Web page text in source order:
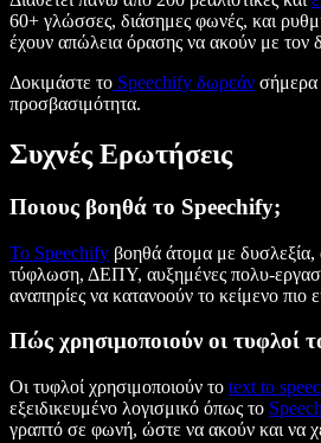
60+ γλώσσες, διάσημες φωνές, και
έχουν απώλεια όρασης να ακούν με τον
Δοκιμάστε το Speechify δωρεάν σήμερα
προσβασιμότητα.
Συχνές Ερωτήσεις
Ποιους βοηθά το Speechify;
Το Speechify βοηθά άτομα με
τύφλωση, ΔΕΠΥ, αυξημένες πολυ-
αναπηρίες να κατανοούν το κείμενο πιο
Πώς χρησιμοποιούν οι τυφλοί
Οι τυφλοί χρησιμοποιούν το text to
εξειδικευμένο λογισμικό όπως το
γραπτό σε φωνή, ώστε να ακούν και να